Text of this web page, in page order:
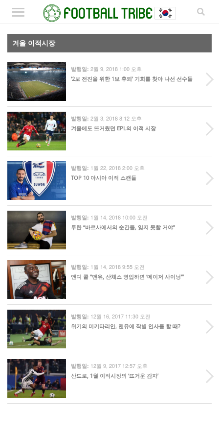
겨울 이적시장
발행일: 2월 9, 2018 1:00 오후
‘2보 전진을 위한 1보 후퇴’ 기회를 찾아 나선 선수들
발행일: 2월 3, 2018 8:12 오후
겨울에도 뜨거웠던 EPL의 이적 시장
발행일: 1월 22, 2018 2:00 오후
TOP 10 아시아 이적 스캔들
발행일: 1월 14, 2018 10:00 오전
투란 “바르사에서의 순간들, 잊지 못할 거야”
발행일: 1월 14, 2018 9:55 오전
앤디 콜 “맨유, 산체스 영입하면 ‘메이저 사이닝'”
발행일: 12월 16, 2017 11:30 오전
위기의 미키타리안, 맨유에 작별 인사를 할 때?
발행일: 12월 9, 2017 12:57 오후
산드로, 1월 이적시장의 ‘뜨거운 감자’